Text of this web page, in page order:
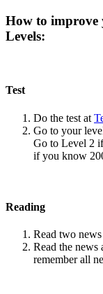
How to improve
Levels:
Test
Do the test at
Go to your
Go to Level 2
if you know
Reading
Read two
Read the news
remember all